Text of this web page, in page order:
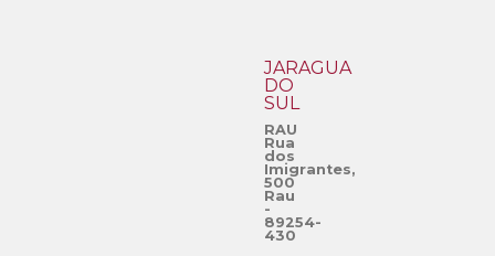
JARAGUÁ
DO
SUL
RAU
Rua
dos
Imigrantes,
500
Rau
-
89254-
430